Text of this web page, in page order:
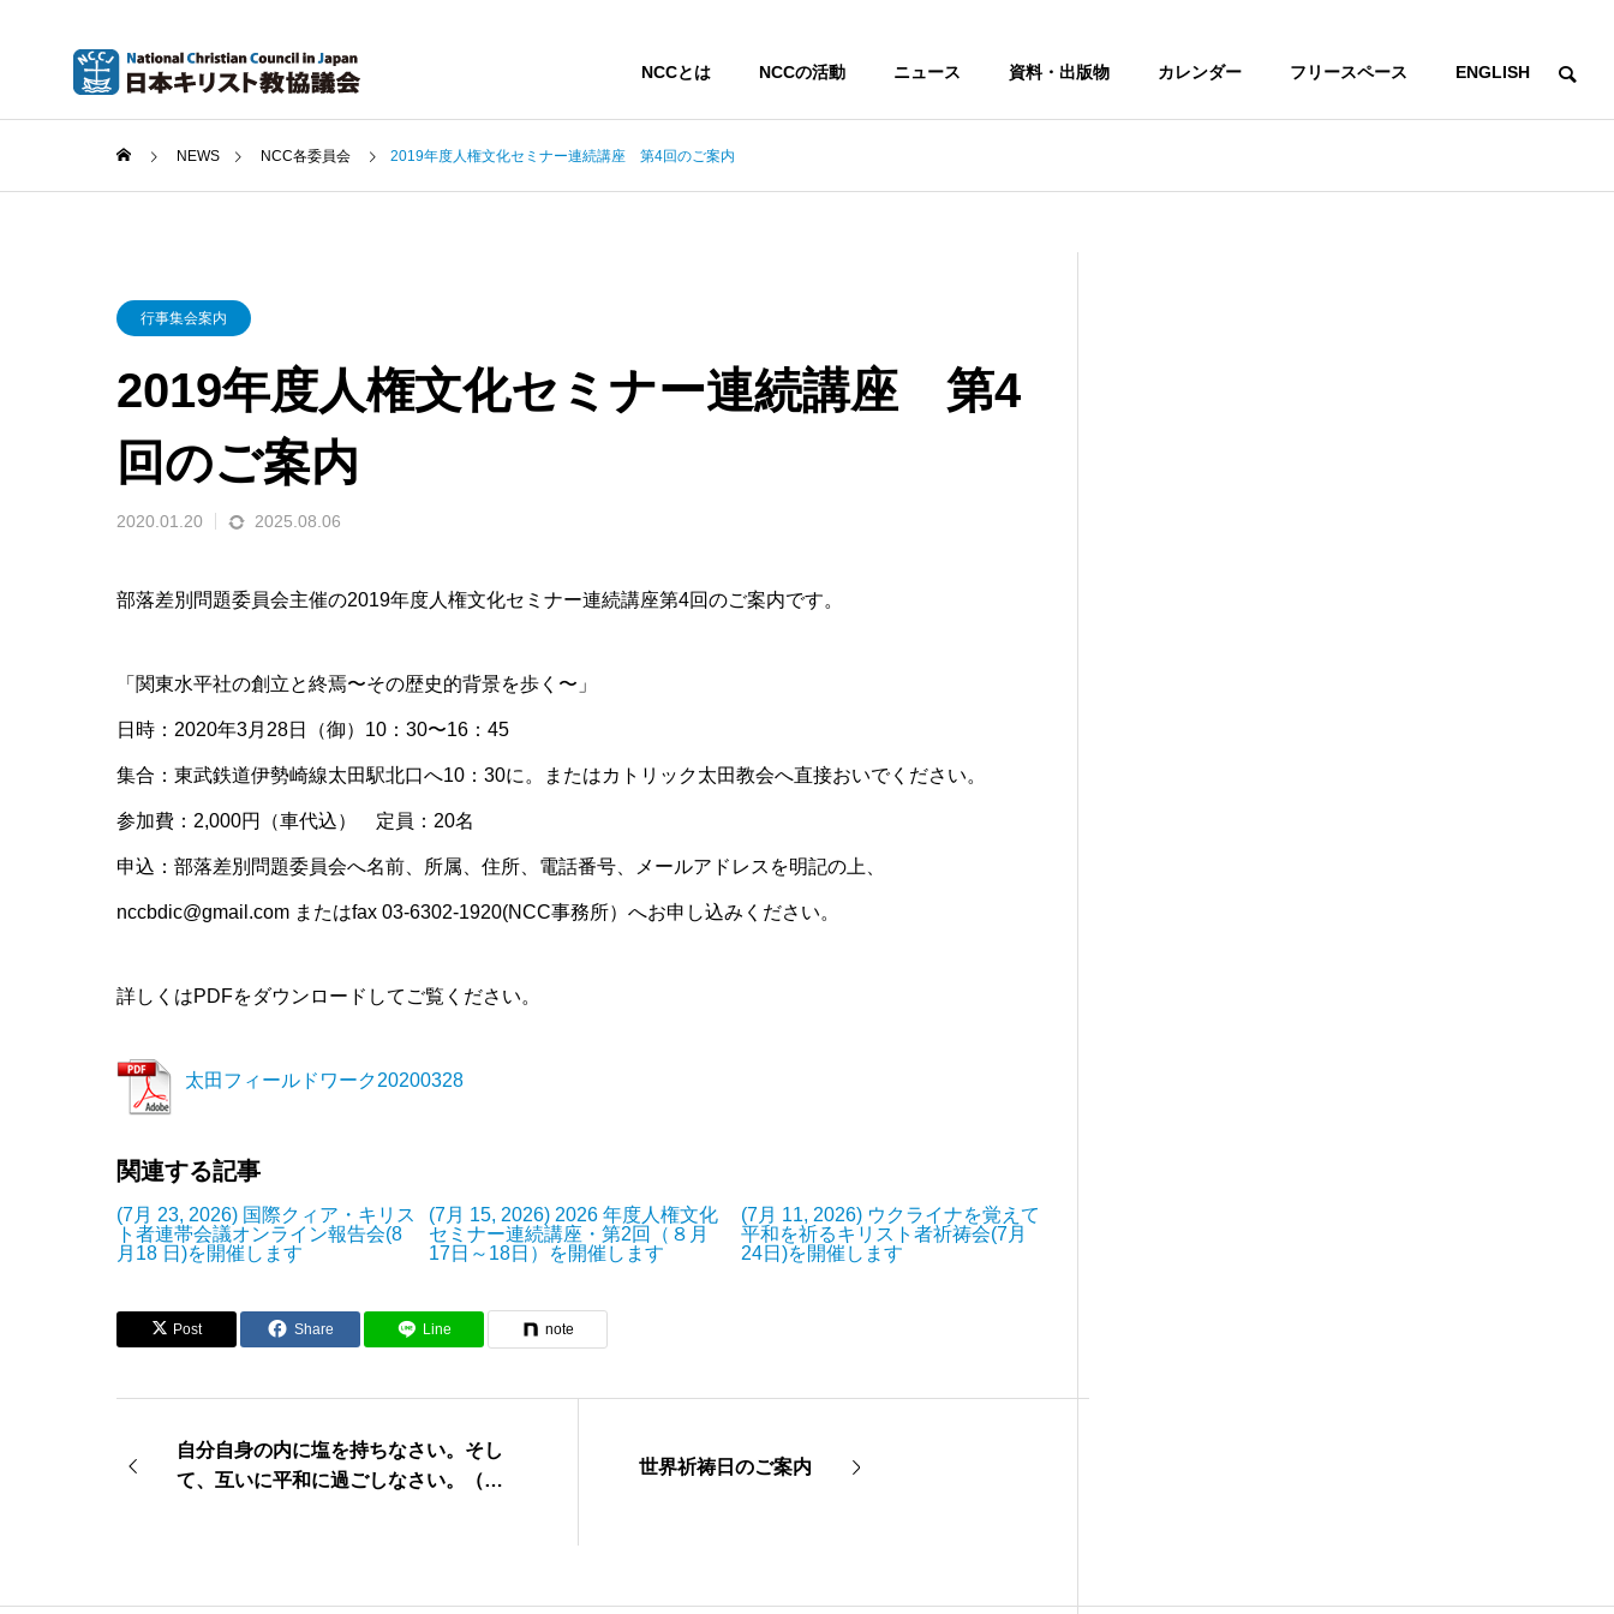
NCCとは NCCの活動 ニュース 資料・出版物 カレンダー フリースペース ENGLISH
NEWS NCC各委員会 2019年度人権文化セミナー連続講座 第4回のご案内
行事集会案内
2019年度人権文化セミナー連続講座 第4
回のご案内
2020.01.20 2025.08.06
部落差別問題委員会主催の2019年度人権文化セミナー連続講座第4回のご案内です。
「関東水平社の創立と終焉〜その歴史的背景を歩く〜」
日時：2020年3月28日（御）10：30〜16：45
集合：東武鉄道伊勢崎線太田駅北口へ10：30に。またはカトリック太田教会へ直接おいでください。
参加費：2,000円（車代込） 定員：20名
申込：部落差別問題委員会へ名前、所属、住所、電話番号、メールアドレスを明記の上、
nccbdic@gmail.com またはfax 03-6302-1920(NCC事務所）へお申し込みください。
詳しくはPDFをダウンロードしてご覧ください。
太田フィールドワーク20200328
関連する記事
(7月 23, 2026) 国際クィア・キリス
ト者連帯会議オンライン報告会(8
月18 日)を開催します
(7月 15, 2026) 2026 年度人権文化
セミナー連続講座・第2回（８月
17日～18日）を開催します
(7月 11, 2026) ウクライナを覚えて
平和を祈るキリスト者祈祷会(7月
24日)を開催します
Post Share Line note
自分自身の内に塩を持ちなさい。そし
て、互いに平和に過ごしなさい。（マ
世界祈祷日のご案内